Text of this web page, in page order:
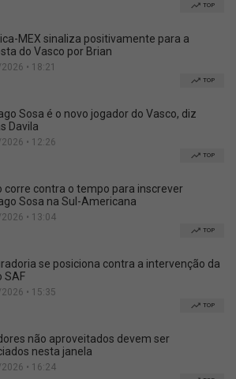
TOP
MEX sinaliza positivamente para a
do Vasco por Brian
• 18:21
TOP
Sosa é o novo jogador do Vasco, diz
Davila
• 12:26
TOP
corre contra o tempo para inscrever
Sosa na Sul-Americana
• 13:04
TOP
se posiciona contra a intervenção da
SAF
• 15:35
TOP
não aproveitados devem ser
nesta janela
• 16:24